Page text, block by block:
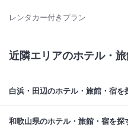
レンタカー付きプラン
近隣エリアのホテル・
白浜・田辺のホテル・旅館・宿を
和歌山県のホテル・旅館・宿を探